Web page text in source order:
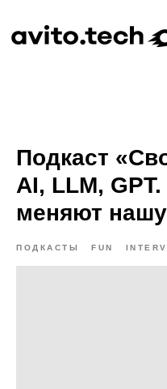
Подкаст
AI, LLM,
меняют
ПОДКАСТЫ FUN